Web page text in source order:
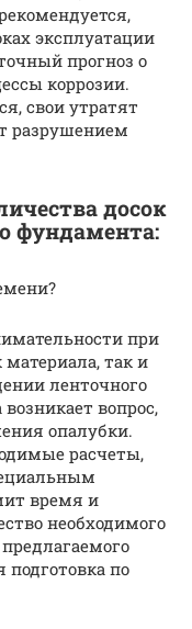
эксплуатации
прогноз о
коррозии.
свои утратят
разрушением
досок
фундамента:
при
так и
ленточного
вопрос,
опалубки.
расчеты,
время и
необходимого
подготовка по